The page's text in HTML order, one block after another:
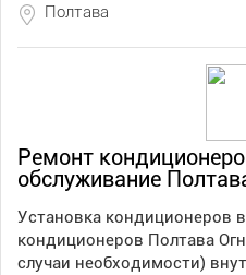
Полтава
Ремонт
обслуживание
Установка кондиционеров
кондиционеров Полтава
случаи необходимости)